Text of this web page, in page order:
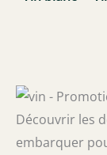
Découvrir les
embarquer